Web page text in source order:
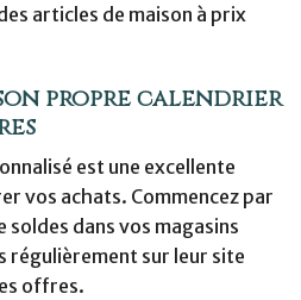
articles de maison à prix
propre calendrier
est une excellente
vos achats. Commencez par
dans vos magasins
sur leur site
offres.